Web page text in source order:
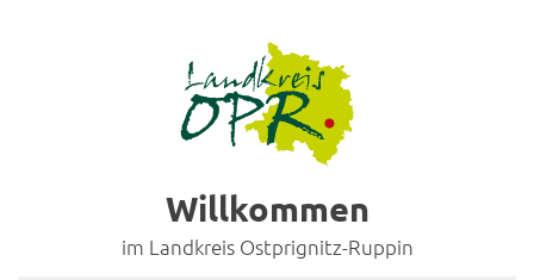
Willkommen
im Landkreis Ostprignitz-Ruppin